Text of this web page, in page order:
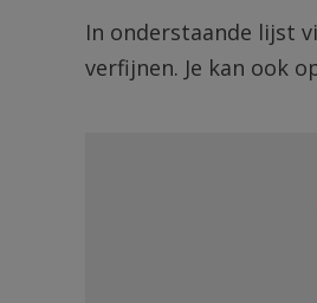
In onderstaande lijst
verfijnen. Je kan ook